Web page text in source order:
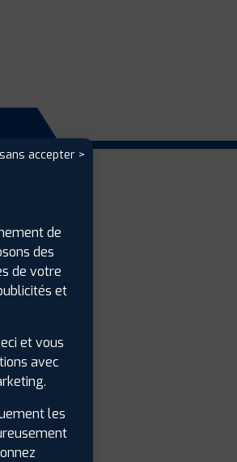
accepter >
de
des
de votre
et
et vous
avec
les